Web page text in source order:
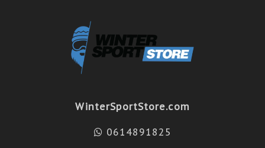
WinterSportStore.com
0614891825